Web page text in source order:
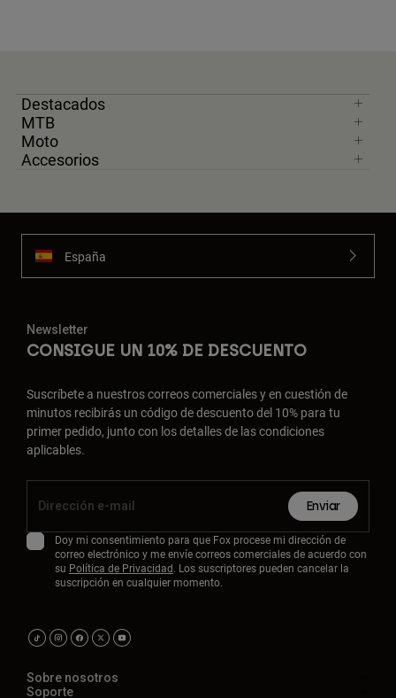
Destacados
MTB
Moto
Accesorios
España
Newsletter
CONSIGUE UN 10% DE DESCUENTO
Suscríbete a nuestros correos comerciales y en cuestión de
minutos recibirás un código de descuento del 10% para tu
primer pedido, junto con los detalles de las condiciones
aplicables.
Enviar
Doy mi consentimiento para que Fox procese mi dirección de
correo electrónico y me envíe correos comerciales de acuerdo con
su Política de Privacidad. Los suscriptores pueden cancelar la
suscripción en cualquier momento.
Sobre nosotros
Soporte